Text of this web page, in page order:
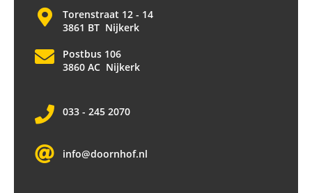
Torenstraat 12 - 14
3861 BT Nijkerk
Postbus 106
3860 AC Nijkerk
033 - 245 2070
info@doornhof.nl